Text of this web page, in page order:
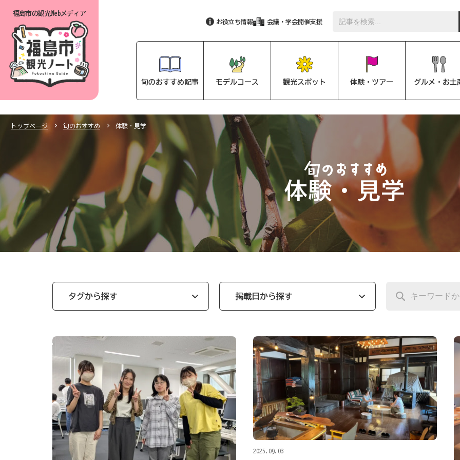
福島市の観光Webメディア
お役立ち情報 会議・学会開催支援
旬のおすすめ記事 モデルコース 観光スポット 体験・ツアー グルメ・お土
体験・見学
トップページ 旬のおすすめ 体験・見学
タグから探す 掲載日から探す
2025.09.03